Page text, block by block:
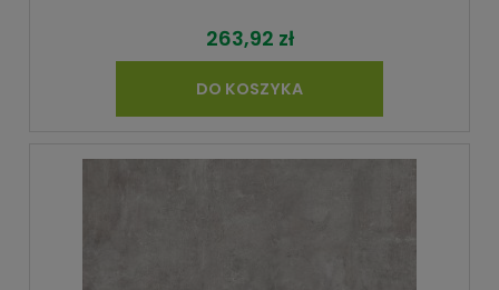
263,92 zł
DO KOSZYKA